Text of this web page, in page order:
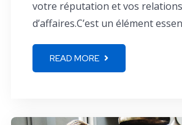
votre réputation et vos relations
d’affaires.C’est un élément
READ MORE